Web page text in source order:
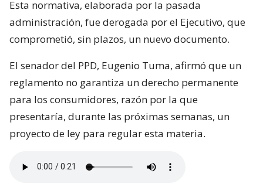
Esta normativa, elaborada por la pasada
administración, fue derogada por el Ejecutivo, que
comprometió, sin plazos, un nuevo documento.
El senador del PPD, Eugenio Tuma, afirmó que un
reglamento no garantiza un derecho permanente
para los consumidores, razón por la que
presentaría, durante las próximas semanas, un
proyecto de ley para regular esta materia.